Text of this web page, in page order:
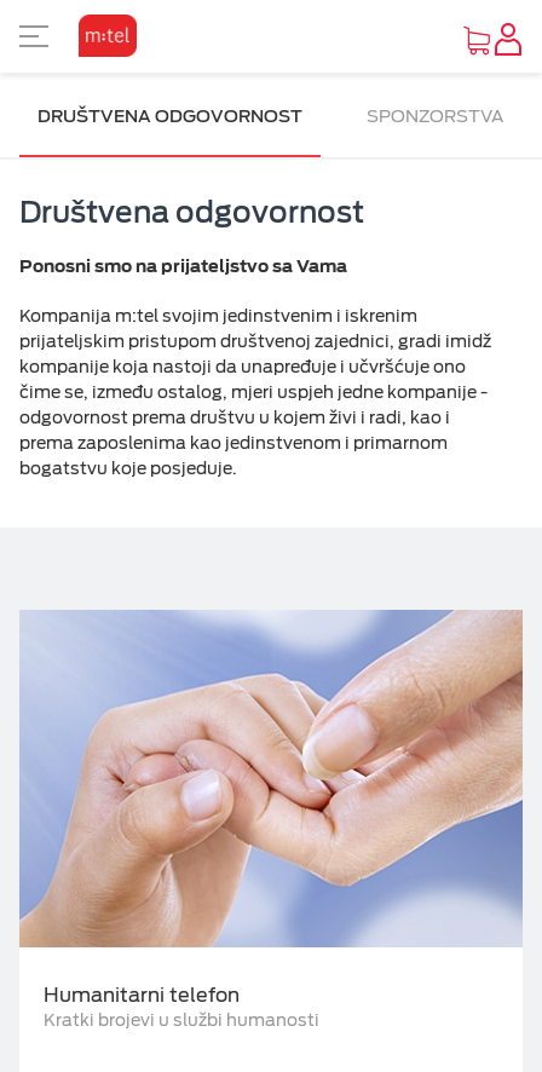
Osnovni prikaz
Visoki kontrast
Inverzan
DRUŠTVENA ODGOVORNOST SPONZORSTVA
Društvena odgovornost
Ponosni smo na prijateljstvo sa Vama
Kompanija m:tel svojim jedinstvenim i iskrenim
prijateljskim pristupom društvenoj zajednici, gradi imidž
kompanije koja nastoji da unapređuje i učvršćuje ono
čime se, između ostalog, mjeri uspjeh jedne kompanije -
odgovornost prema društvu u kojem živi i radi, kao i
prema zaposlenima kao jedinstvenom i primarnom
bogatstvu koje posjeduje.
Humanitarni telefon
Kratki brojevi u službi humanosti